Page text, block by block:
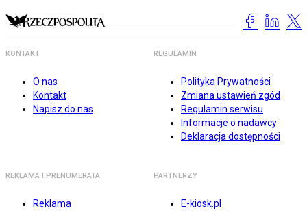
KONTAKT
O nas
Kontakt
Napisz do nas
REGULAMIN
Polityka Prywatności
Zmiana ustawień zgód
Regulamin serwisu
Informacje o nadawcy
Deklaracja dostępności
REKLAMA I PRENUMERATA
Reklama
PARTNERZY
E-kiosk.pl